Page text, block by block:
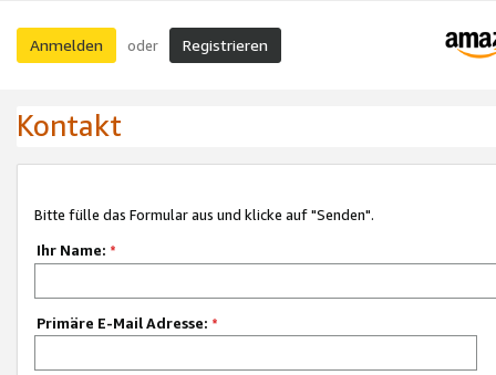
Anmelden oder Registrieren
Kontakt
Bitte fülle das Formular aus und klicke auf "Senden".
Ihr Name: *
Primäre E-Mail Adresse: *